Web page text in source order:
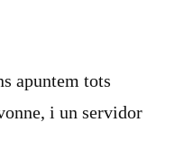
apuntem tots
i un servidor